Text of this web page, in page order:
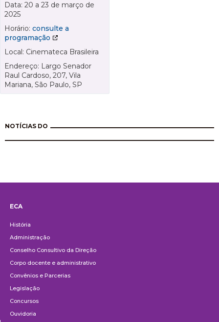
Data: 20 a 23 de março de
2025
Horário: consulte a
programação
Local: Cinemateca Brasileira
Endereço: Largo Senador
Raul Cardoso, 207, Vila
Mariana, São Paulo, SP
NOTÍCIAS DO
ECA
História
Administração
Conselho Consultivo da Direção
Corpo docente e administrativo
Convênios e Parcerias
Legislação
Concursos
Ouvidoria